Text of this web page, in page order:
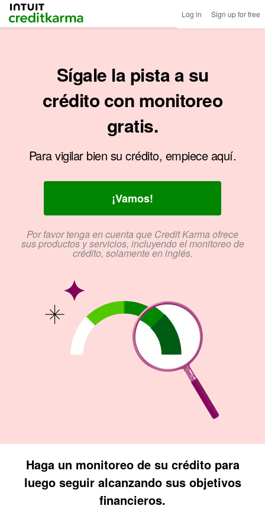
Intuit Credit Karma Log in Sign up for free
Sígale la pista a su
crédito con monitoreo
gratis.
Para vigilar bien su crédito, empiece aquí.
¡Vamos!
Por favor tenga en cuenta que Credit Karma ofrece
sus productos y servicios, incluyendo el monitoreo de
crédito, solamente en inglés.
Haga un monitoreo de su crédito para
luego seguir alcanzando sus objetivos
financieros.